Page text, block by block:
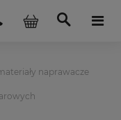
naprawacze